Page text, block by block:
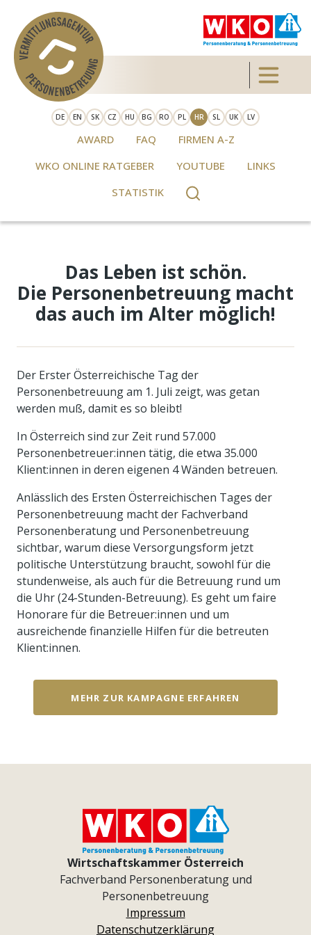
Skip to main content Toggle
DE EN SK CZ HU BG RO PL HR SL UK LV
AWARD FAQ
FIRMEN A-Z
WKO ONLINE RATGEBER
YOUTUBE
LINKS
STATISTIK
Das Leben ist schön.
Die Personenbetreuung macht
das auch im Alter möglich!
Der Erster Österreichische Tag der
Personenbetreuung am 1. Juli zeigt, was getan
werden muß, damit es so bleibt!
In Österreich sind zur Zeit rund 57.000
Personenbetreuer:innen tätig, die etwa 35.000
Klient:innen in deren eigenen 4 Wänden betreuen.
Anlässlich des Ersten Österreichischen Tages der
Personenbetreuung macht der Fachverband
Personenberatung und Personenbetreuung
sichtbar, warum diese Versorgungsform jetzt
politische Unterstützung braucht, sowohl für die
stundenweise, als auch für die Betreuung rund um
die Uhr (24-Stunden-Betreuung). Es geht um faire
Honorare für die Betreuer:innen und um
ausreichende finanzielle Hilfen für die betreuten
Klient:innen.
MEHR ZUR KAMPAGNE ERFAHREN
Wirtschaftskammer Österreich
Fachverband Personenberatung und
Personenbetreuung
Impressum
Datenschutzerklärung